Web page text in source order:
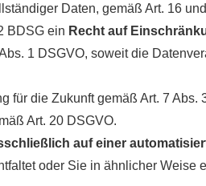
Daten, gemäß Art. 16
BDSG ein Recht auf
1 DSGVO, soweit die
die Zukunft gemäß Art. 7 Abs.
Art. 20 DSGVO.
auf einer
oder Sie in ähnlicher